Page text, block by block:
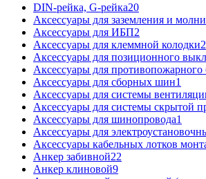
DIN-рейка, G-рейка20
Аксессуары для заземления и
Аксессуары для ИБП2
Аксессуары для клеммной колодки2
Аксессуары для позиционного
Аксессуары для противопожарного
Аксессуары для сборных шин1
Аксессуары для системы
Аксессуары для системы скрытой
Аксессуары для шинопровода1
Аксессуары для
Аксессуары кабельных лотков
Анкер забивной22
Анкер клиновой9